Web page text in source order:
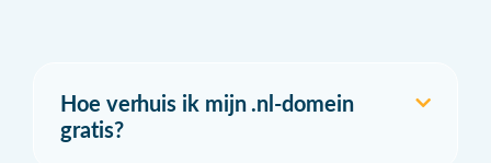
Hoe verhuis ik mijn .nl-domein
gratis?